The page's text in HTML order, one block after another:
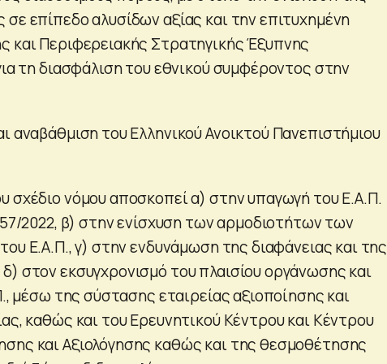
σε επίπεδο αλυσίδων αξίας και την επιτυχημένη
και Περιφερειακής Στρατηγικής Έξυπνης
τη διασφάλιση του εθνικού συμφέροντος στην
αναβάθμιση του Ελληνικού Ανοικτού Πανεπιστήμιου
σχέδιο νόμου αποσκοπεί α) στην υπαγωγή του Ε.Α.Π.
2022, β) στην ενίσχυση των αρμοδιοτήτων των
Ε.Α.Π., γ) στην ενδυνάμωση της διαφάνειας και της
στον εκσυγχρονισμό του πλαισίου οργάνωσης και
μέσω της σύστασης εταιρείας αξιοποίησης και
καθώς και του Ερευνητικού Κέντρου και Κέντρου
και Αξιολόγησης καθώς και της θεσμοθέτησης